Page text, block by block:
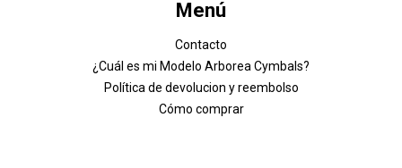
Menú
Contacto
¿Cuál es mi Modelo Arborea Cymbals?
Política de devolucion y reembolso
Cómo comprar